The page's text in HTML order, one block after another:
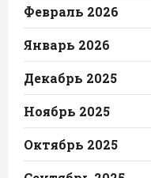
Февраль 2026
Январь 2026
Декабрь 2025
Ноябрь 2025
Октябрь 2025